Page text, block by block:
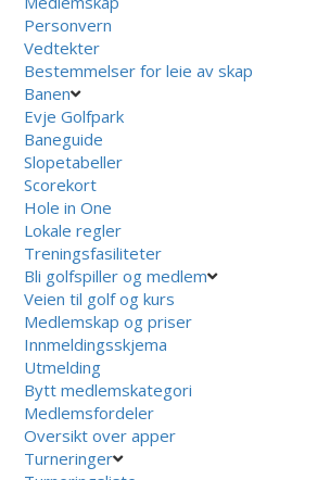
Personvern
Vedtekter
Bestemmelser for leie av skap
Banen
Evje Golfpark
Baneguide
Slopetabeller
Scorekort
Hole in One
Lokale regler
Treningsfasiliteter
Bli golfspiller og medlem
Veien til golf og kurs
Medlemskap og priser
Innmeldingsskjema
Utmelding
Bytt medlemskategori
Medlemsfordeler
Oversikt over apper
Turneringer